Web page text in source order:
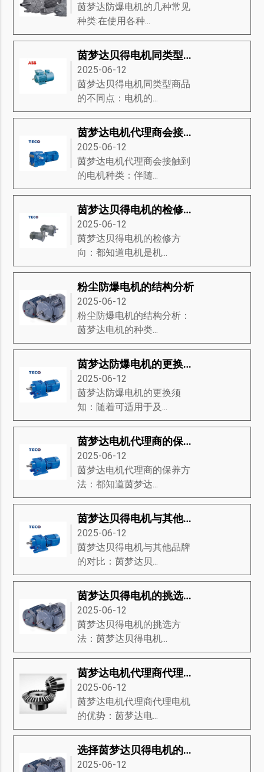
茵梦达防爆电机的几种常见
种类:在使用各种...
茵梦达贝得电机同类型商品的不同点
2025-06-12
茵梦达贝得电机同类型商品
的不同点：电机的...
茵梦达电机代理商会接触到的电机种类
2025-06-12
茵梦达电机代理商会接触到
的电机种类：伴随...
茵梦达贝得电机的检修方向
2025-06-12
茵梦达贝得电机的检修方
向：都知道电机是机...
粉尘防爆电机的结构分析
2025-06-12
粉尘防爆电机的结构分析：
茵梦达电机的种类...
茵梦达防爆电机的更换须知
2025-06-12
茵梦达防爆电机的更换须
知：随着可适用于及...
茵梦达电机代理商的保养方法
2025-06-12
茵梦达电机代理商的保养方
法：都知道茵梦达...
茵梦达贝得电机与其他品牌的对比
2025-06-12
茵梦达贝得电机与其他品牌
的对比：茵梦达贝...
茵梦达贝得电机的挑选方法
2025-06-12
茵梦达贝得电机的挑选方
法：茵梦达贝得电机...
茵梦达电机代理商代理电机的优势
2025-06-12
茵梦达电机代理商代理电机
的优势：茵梦达电...
选择茵梦达贝得电机的优点
2025-06-12